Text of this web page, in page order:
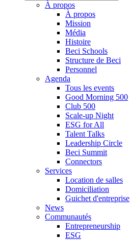
À propos
À propos
Mission
Média
Histoire
Beci Schools
Structure de Beci
Personnel
Agenda
Tous les events
Good Morning 500
Club 500
Scale-up Night
ESG for All
Talent Talks
Leadership Circle
Beci Summit
Connectors
Services
Location de salles
Domiciliation
Guichet d'entreprise
News
Communautés
Entrepreneurship
ESG